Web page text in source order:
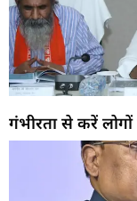
गंभीरता से करें